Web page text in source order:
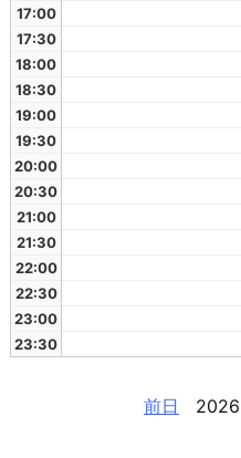
17:00
17:30
18:00
18:30
19:00
19:30
20:00
20:30
21:00
21:30
22:00
22:30
23:00
23:30
前日